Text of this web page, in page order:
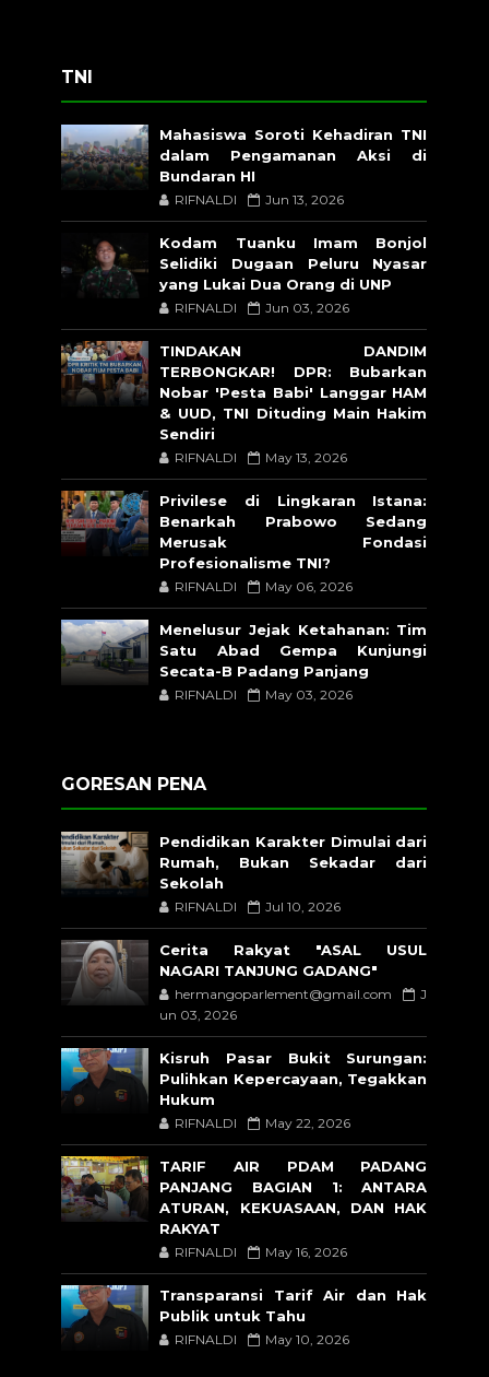
TNI
Mahasiswa Soroti Kehadiran TNI
dalam Pengamanan Aksi di
Bundaran HI
RIFNALDI Jun 13, 2026
Kodam Tuanku Imam Bonjol
Selidiki Dugaan Peluru Nyasar
yang Lukai Dua Orang di UNP
RIFNALDI Jun 03, 2026
TINDAKAN DANDIM
TERBONGKAR! DPR: Bubarkan
Nobar 'Pesta Babi' Langgar HAM
& UUD, TNI Dituding Main Hakim
Sendiri
RIFNALDI May 13, 2026
Privilese di Lingkaran Istana:
Benarkah Prabowo Sedang
Merusak Fondasi
Profesionalisme TNI?
RIFNALDI May 06, 2026
Menelusur Jejak Ketahanan: Tim
Satu Abad Gempa Kunjungi
Secata-B Padang Panjang
RIFNALDI May 03, 2026
GORESAN PENA
Pendidikan Karakter Dimulai dari
Rumah, Bukan Sekadar dari
Sekolah
RIFNALDI Jul 10, 2026
Cerita Rakyat "ASAL USUL
NAGARI TANJUNG GADANG"
hermangoparlement@gmail.com
J
un 03, 2026
Kisruh Pasar Bukit Surungan:
Pulihkan Kepercayaan, Tegakkan
Hukum
RIFNALDI May 22, 2026
TARIF AIR PDAM PADANG
PANJANG BAGIAN 1: ANTARA
ATURAN, KEKUASAAN, DAN HAK
RAKYAT
RIFNALDI May 16, 2026
Transparansi Tarif Air dan Hak
Publik untuk Tahu
RIFNALDI May 10, 2026